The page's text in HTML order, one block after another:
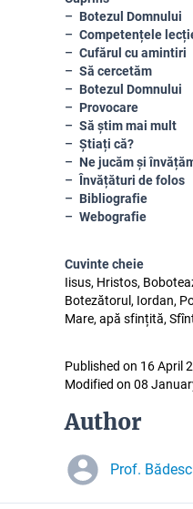
Botezul Domnului
Competențele
Cufărul cu amintiri
Să cercetăm
Botezul Domnului
Provocare
Să știm mai mult
Știați că?
Ne jucăm și
Învățături de folos
Bibliografie
Webografie
Cuvinte cheie
Iisus, Hristos,
Botezătorul, Iordan,
Mare, apă sfințită,
Published on 16 April
Modified on 08
Author
Prof.